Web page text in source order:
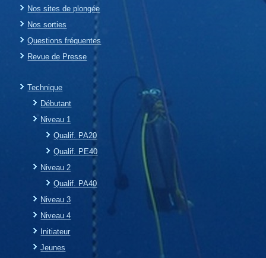
Nos sites de plongée
Nos sorties
Questions fréquentes
Revue de Presse
Technique
Débutant
Niveau 1
Qualif. PA20
Qualif. PE40
Niveau 2
Qualif. PA40
Niveau 3
Niveau 4
Initiateur
Jeunes